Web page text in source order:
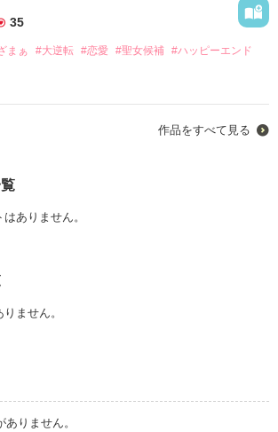
二人の関係の行方は？
作品を読む
人の双子の子どもを癒したことで、セラフィ
ちに少しずつ受け入れられていく。
は、「お前の祈りの力を待っていた」と語
誰よりも優しい彼の言葉に、セラフィーナ
されていく。
35
まぁ #大逆転 #恋愛 #聖女候補 #ハッピーエンド
オからセリアに告げられた最初の言葉だっ
感じない」
よりも、ずっと人の心に寄り添える」
し伸べたのは、攻撃魔法の得意であり、ラ
る属性を一つに融合させた禁断の魔術「再
王国全体を揺るがす成果へと昇華してい
作品をすべて見る
ありません。
ません。
りません。